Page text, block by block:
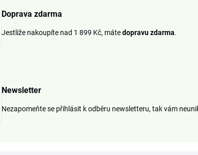
Doprava zdarma
Jestliže nakoupíte nad 1 899 Kč, mátedopravu zdarma.
Newsletter
Nezapomeňte se přihlásit k odběru newsletteru, tak vám